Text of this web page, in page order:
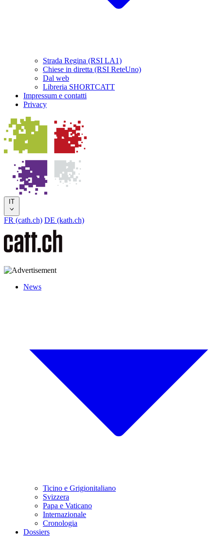
Strada Regina (RSI LA1)
Chiese in diretta (RSI ReteUno)
Dal web
Libreria SHORTCATT
Impressum e contatti
Privacy
IT
FR (cath.ch) DE (kath.ch)
News
Ticino e Grigionitaliano
Svizzera
Papa e Vaticano
Internazionale
Cronologia
Dossiers